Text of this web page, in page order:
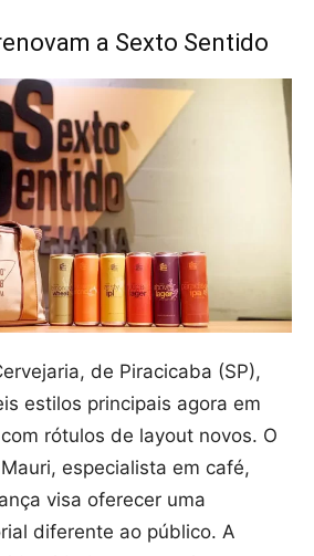
a Sexto Sentido
de Piracicaba (SP),
estilos principais agora em
rótulos de layout novos. O
especialista em café,
visa oferecer uma
diferente ao público. A